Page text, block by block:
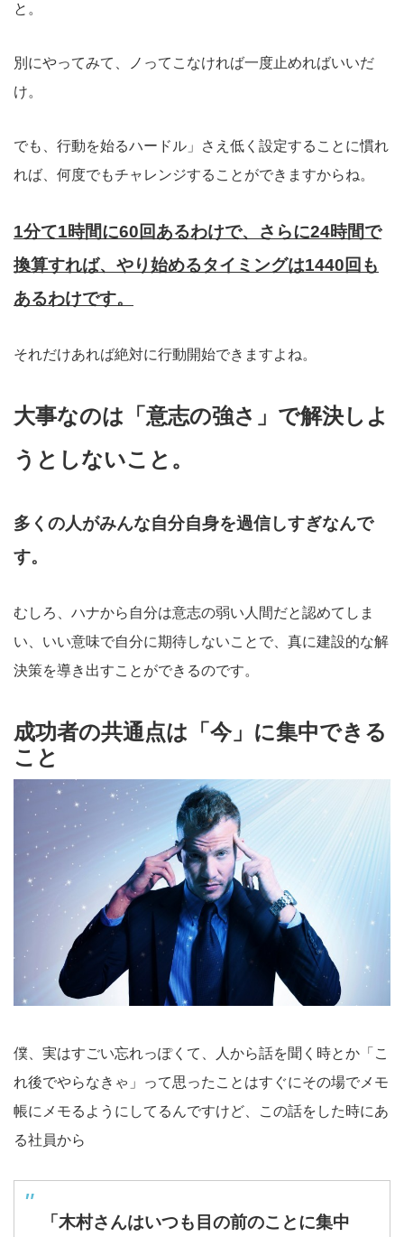
と。
別にやってみて、ノってこなければ一度止めればいいだ
け。
でも、行動を始るハードル」さえ低く設定することに慣れ
れば、何度でもチャレンジすることができますからね。
1分て1時間に60回あるわけで、さらに24時間で
換算すれば、やり始めるタイミングは1440回も
あるわけです。
それだけあれば絶対に行動開始できますよね。
大事なのは「意志の強さ」で解決しよ
うとしないこと。
多くの人がみんな自分自身を過信しすぎなんで
す。
むしろ、ハナから自分は意志の弱い人間だと認めてしま
い、いい意味で自分に期待しないことで、真に建設的な解
決策を導き出すことができるのです。
成功者の共通点は「今」に集中できる
こと
僕、実はすごい忘れっぽくて、人から話を聞く時とか「こ
れ後でやらなきゃ」って思ったことはすぐにその場でメモ
帳にメモるようにしてるんですけど、この話をした時にあ
る社員から
「木村さんはいつも目の前のことに集中